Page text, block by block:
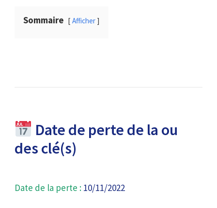
Sommaire Afficher
Date de perte de la ou
des clé(s)
Date de la perte : 10/11/2022